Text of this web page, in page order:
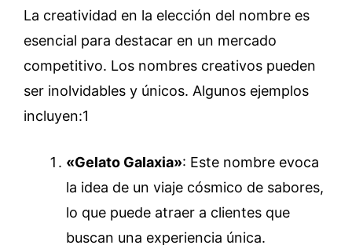
La creatividad en la elección del nombre es
esencial para destacar en un mercado
competitivo. Los nombres creativos pueden
ser inolvidables y únicos. Algunos ejemplos
incluyen:1
«Gelato Galaxia»: Este nombre evoca
la idea de un viaje cósmico de sabores,
lo que puede atraer a clientes que
buscan una experiencia única.